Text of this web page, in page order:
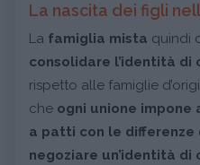
La nascita dei figli
La famiglia mista quindi
consolidare l’identità di
rispetto alle famiglie
che ogni unione impone
a patti con le differenze
negoziare un’identità di